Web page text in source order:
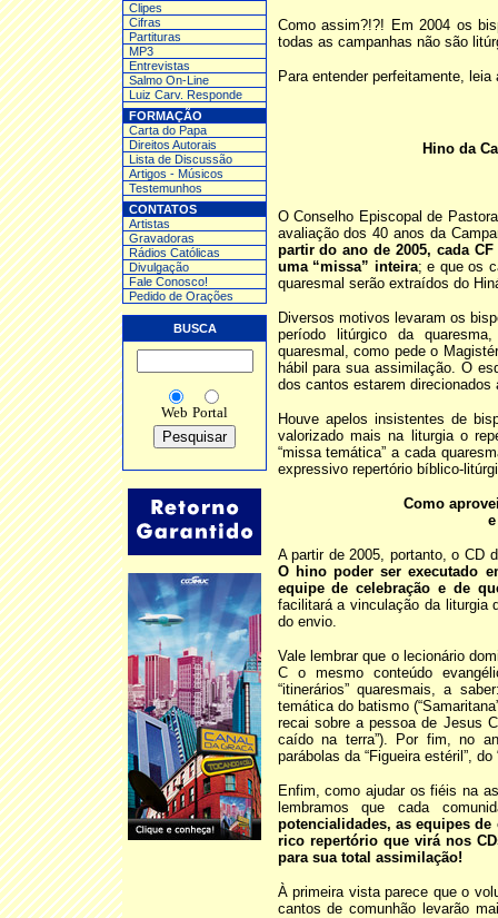
Clipes
Cifras
Partituras
MP3
Entrevistas
Salmo On-Line
Luiz Carv. Responde
FORMAÇÃO
Carta do Papa
Direitos Autorais
Lista de Discussão
Artigos - Músicos
Testemunhos
CONTATOS
Artistas
Gravadoras
Rádios Católicas
Divulgação
Fale Conosco!
Pedido de Orações
BUSCA
Web Portal
Como assim?!?! Em 2004 os
todas as campanhas não são
Para entender perfeitamente,
Hino da
O Conselho Episcopal de
avaliação dos 40 anos da
partir do ano de 2005, cada
uma “missa” inteira; e que os
quaresmal serão extraídos do
Diversos motivos levaram os
período litúrgico da
quaresmal, como pede o
hábil para sua assimilação. O
dos cantos estarem direcionados
Houve apelos insistentes de
valorizado mais na liturgia o
“missa temática” a cada
expressivo repertório bíblico-
Como
A partir de 2005, portanto, o CD
O hino poder ser executado
equipe de celebração e de
facilitará a vinculação da liturgia
do envio.
Vale lembrar que o lecionário
C o mesmo conteúdo
“itinerários” quaresmais, a
temática do batismo
recai sobre a pessoa de Jesus
caído na terra”). Por fim, no
parábolas da “Figueira estéril”,
Enfim, como ajudar os fiéis na
lembramos que cada
potencialidades, as equipes
rico repertório que virá nos
para sua total assimilação!
À primeira vista parece que o
cantos de comunhão levarão